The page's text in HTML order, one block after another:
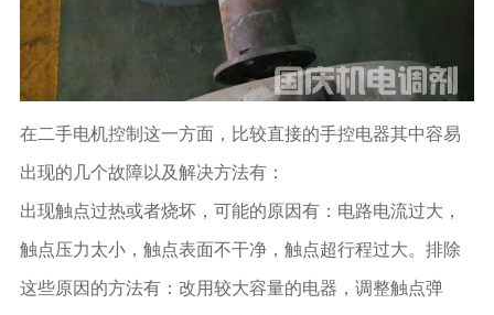
在二手电机控制这一方面，比较直接的手控电器其中容易
出现的几个故障以及解决方法有：
出现触点过热或者烧坏，可能的原因有：电路电流过大，
触点压力太小，触点表面不干净，触点超行程过大。排除
这些原因的方法有：改用较大容量的电器，调整触点弹